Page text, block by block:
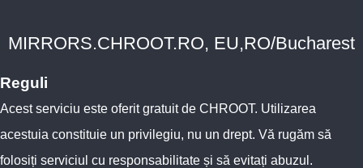
MIRRORS.CHROOT.RO, EU,RO/Bucharest
Reguli
Acest serviciu este oferit gratuit de CHROOT. Utilizarea
acestuia constituie un privilegiu, nu un drept. Vă rugăm să
folosiți serviciul cu responsabilitate și să evitați abuzul.